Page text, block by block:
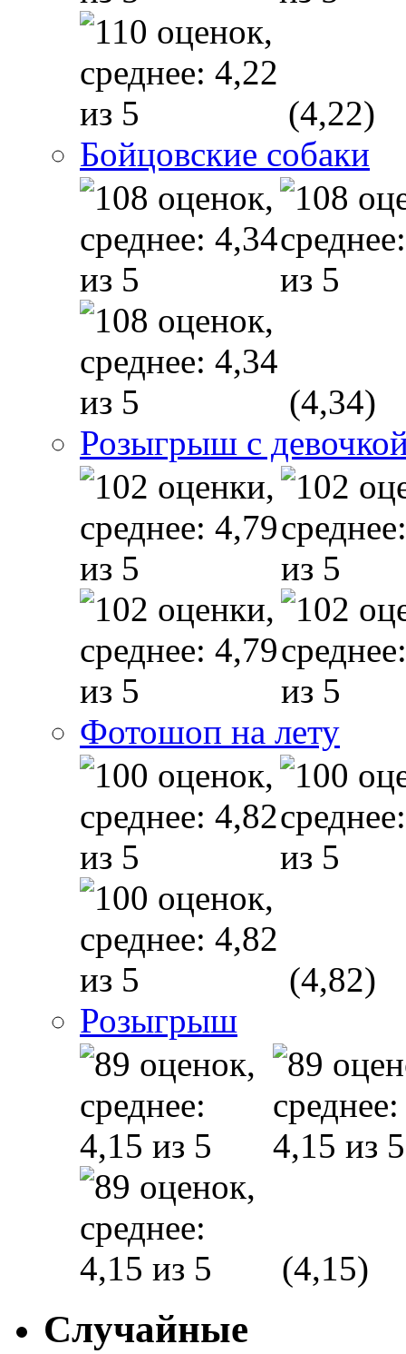
(4,22)
Бойцовские собаки
(4,34)
Розыгрыш с
Фотошоп на лету
(4,82)
Розыгрыш
(4,15)
Случайные